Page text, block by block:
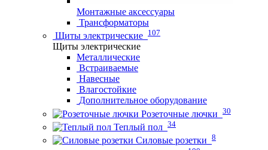
Монтажные аксессуары
Трансформаторы
Щиты электрические 107
Щиты электрические
Металлические
Встраиваемые
Навесные
Влагостойкие
Дополнительное оборудование
Розеточные лючки 30
Теплый пол 34
Силовые розетки 8